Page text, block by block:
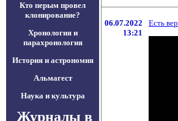
Кто перым провел
клонирование?
Хронология и
парахронология
История и астрономия
Альмагест
Наука и культура
Журналы в
06.07.2022
13:21
Есть